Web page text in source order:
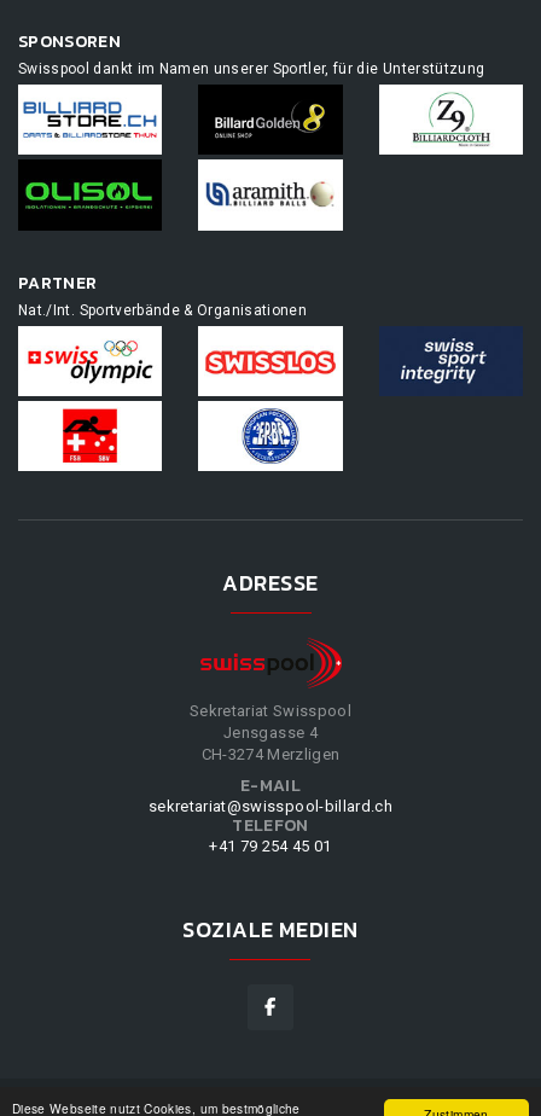
Diese Webseite nutzt Cookies, um bestmögliche
SPONSOREN
Swisspool dankt im Namen unserer Sportler, für die Unterstützung
PARTNER
Nat./Int. Sportverbände & Organisationen
ADRESSE
Sekretariat Swisspool
Jensgasse 4
CH-3274 Merzligen
E-MAIL
sekretariat@swisspool-billard.ch
TELEFON
+41 79 254 45 01
SOZIALE MEDIEN